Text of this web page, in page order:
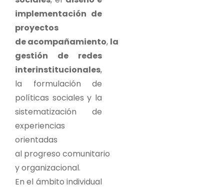
implementación de
proyectos
de acompañamiento, la
gestión de redes
interinstitucionales,
la formulación de
políticas sociales y la
sistematización de
experiencias
orientadas
al progreso comunitario
y organizacional.
En el ámbito individual